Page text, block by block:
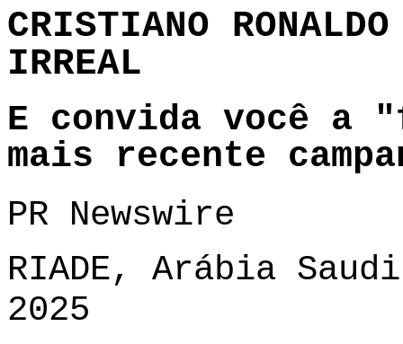
CRISTIANO
IRREAL
E convida você a
mais recente
PR Newswire
RIADE, Arábia
2025